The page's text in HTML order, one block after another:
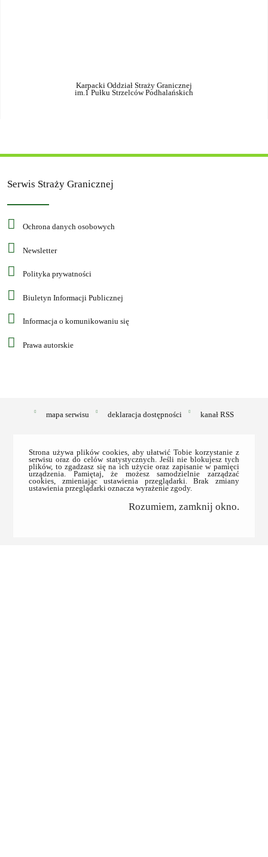
Karpacki Oddział Straży Granicznej
im.1 Pułku Strzelców Podhalańskich
Serwis Straży Granicznej
Ochrona danych osobowych
Newsletter
Polityka prywatności
Biuletyn Informacji Publicznej
Informacja o komunikowaniu się
Prawa autorskie
mapa serwisu deklaracja dostępności kanał RSS
Strona używa plików cookies, aby ułatwić Tobie korzystanie z
serwisu oraz do celów statystycznych. Jeśli nie blokujesz tych
plików, to zgadzasz się na ich użycie oraz zapisanie w pamięci
urządzenia. Pamiętaj, że możesz samodzielnie zarządzać
cookies, zmieniając ustawienia przeglądarki. Brak zmiany
ustawienia przeglądarki oznacza wyrażenie zgody.
Rozumiem, zamknij okno.